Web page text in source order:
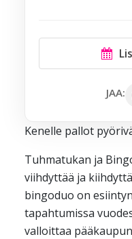
Kenelle pallot
Tuhmatukan ja
viihdyttää ja
bingoduo on
tapahtumissa
valloittaa
JAA: